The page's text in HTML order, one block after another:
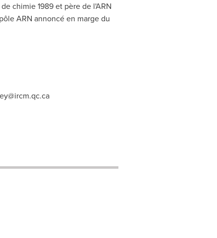
chimie 1989 et père de l'ARN
ARN annoncé en marge du